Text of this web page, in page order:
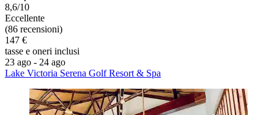
8,6/10
Eccellente
(86 recensioni)
147 €
tasse e oneri inclusi
23 ago - 24 ago
Lake Victoria Serena Golf Resort & Spa